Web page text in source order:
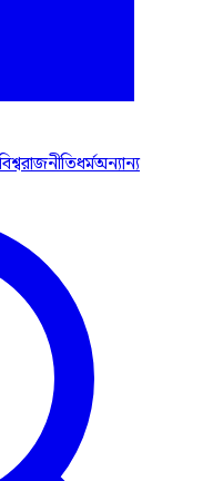
বিশ্বরাজনীতিধর্মঅন্যান্য